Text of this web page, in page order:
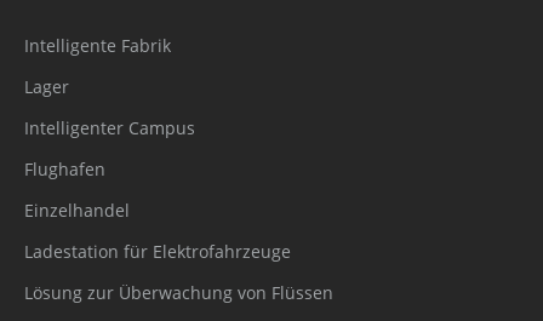
Intelligente Fabrik
Lager
Intelligenter Campus
Flughafen
Einzelhandel
Ladestation für Elektrofahrzeuge
Lösung zur Überwachung von Flüssen